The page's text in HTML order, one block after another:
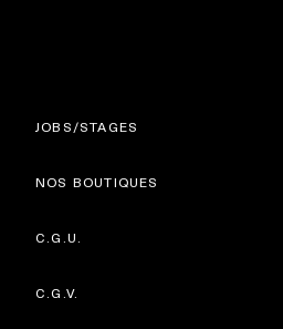
JOBS/STAGES
NOS BOUTIQUES
C.G.U.
C.G.V.